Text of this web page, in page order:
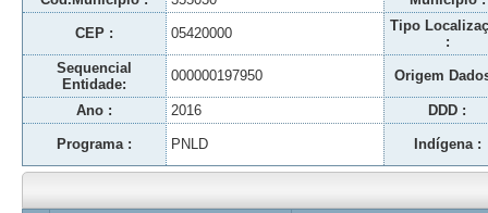
CEP : 05420000
Tipo
:
Sequencial
Entidade:
000000197950 Origem
Ano : 2016 DDD :
Programa : PNLD Indígena :